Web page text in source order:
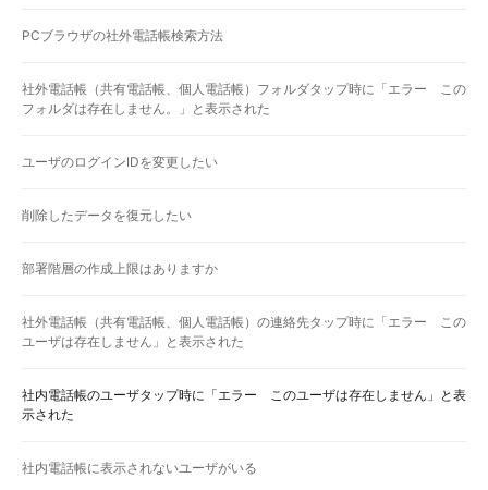
PCブラウザの社外電話帳検索方法
社外電話帳（共有電話帳、個人電話帳）フォルダタップ時に「エラー この
フォルダは存在しません。」と表示された
ユーザのログインIDを変更したい
削除したデータを復元したい
部署階層の作成上限はありますか
社外電話帳（共有電話帳、個人電話帳）の連絡先タップ時に「エラー この
ユーザは存在しません」と表示された
社内電話帳のユーザタップ時に「エラー このユーザは存在しません」と表
示された
社内電話帳に表示されないユーザがいる